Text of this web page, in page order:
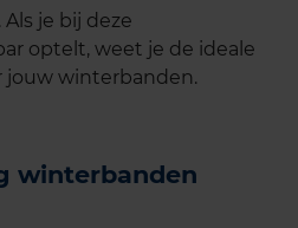
je bij deze
optelt, weet je de ideale
jouw winterbanden.
winterbanden